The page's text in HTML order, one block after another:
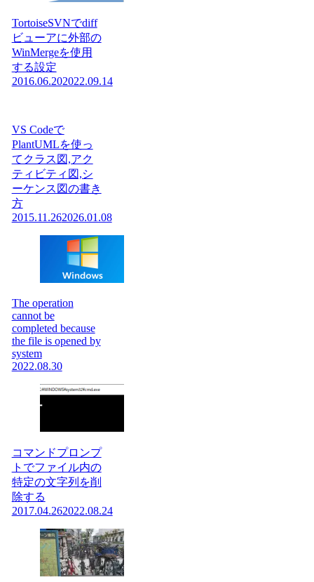
TortoiseSVNでdiff
ビューアに外部の
WinMergeを使用
する設定
2016.06.202022.09.14
VS Codeで
PlantUMLを使っ
てクラス図,アク
ティビティ図,シ
ーケンス図の書き
方
2015.11.262026.01.08
The operation
cannot be
completed because
the file is opened by
system
2022.08.30
コマンドプロンプ
トでファイル内の
特定の文字列を削
除する
2017.04.262022.08.24